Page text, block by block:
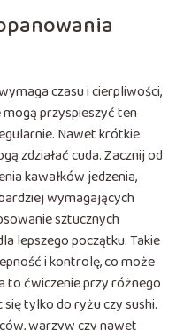
czasu i cierpliwości,
przyspieszyć ten
Nawet krótkie
zdziałać cuda. Zacznij od
kawałków jedzenia,
wymagających
sztucznych
lepszego początku. Takie
i kontrolę, co może
to ćwiczenie przy różnego
tylko do ryżu czy sushi.